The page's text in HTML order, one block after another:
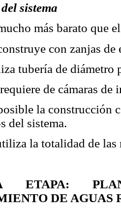
sistema
más barato que
con zanjas
tubería de diámetro
de cámaras de
la construcción
del sistema.
la totalidad de las
ETAPA:
DE AGUAS